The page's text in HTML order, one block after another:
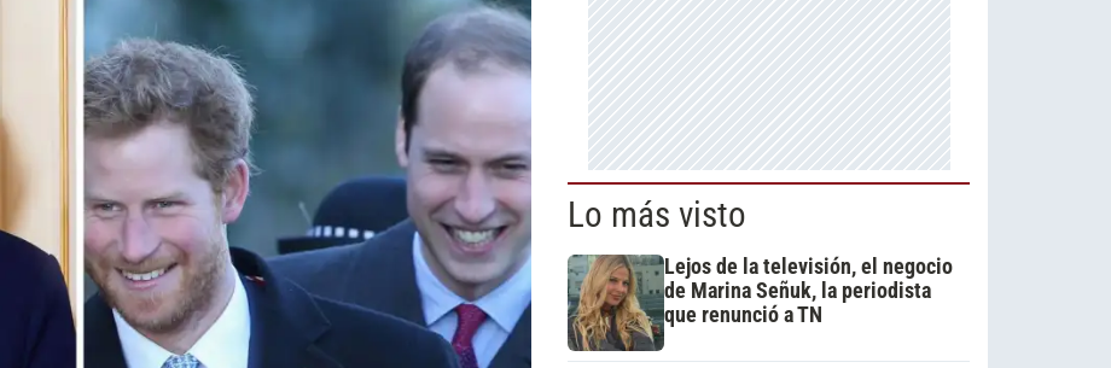
Lo más visto
Lejos de la televisión, el negocio
de Marina Señuk, la periodista
que renunció a TN